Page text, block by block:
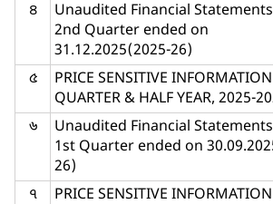
৪
Unaudited Financial
2nd Quarter ended on
31.12.2025(2025-26)
৫
PRICE SENSITIVE
QUARTER & HALF YEAR, 2025-
৬
Unaudited Financial
1st Quarter ended on
26)
৭
PRICE SENSITIVE